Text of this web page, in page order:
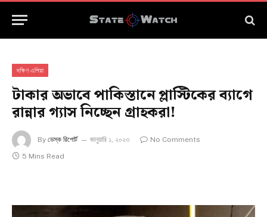
দক্ষিণ এশিয়া
টাকার অভাবে পাকিস্তানে প্লাস্টিকের ব্যাগে
রান্নার গ্যাস নিচ্ছেন গ্রাহকরা!
By ডেস্ক রিপোর্ট জানুয়ারি ১, ২০২৩
No Comments
5 Mins Read